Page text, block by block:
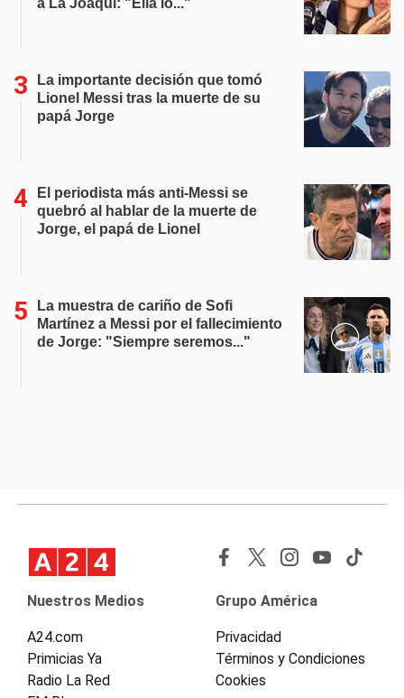
a La Joaqui: "Ella lo..."
La importante decisión que tomó
Lionel Messi tras la muerte de su
papá Jorge
El periodista más anti-Messi se
quebró al hablar de la muerte de
Jorge, el papá de Lionel
La muestra de cariño de Sofi
Martínez a Messi por el fallecimiento
de Jorge: "Siempre seremos..."
Nuestros Medios
A24.com
Primicias Ya
Radio La Red
Grupo América
Privacidad
Términos y Condiciones
Cookies